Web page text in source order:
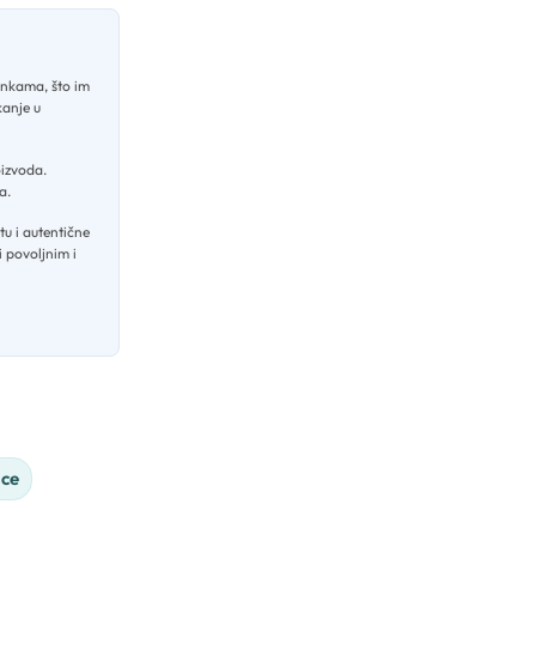
što im
u
.
.
i autentične
povoljnim i